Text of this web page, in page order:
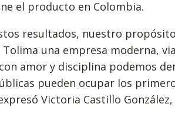
el producto en Colombia.
resultados, nuestro
una empresa moderna,
amor y disciplina podemos
pueden ocupar los
Victoria Castillo